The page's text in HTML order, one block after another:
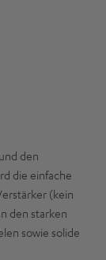
den
die einfache
(kein
den starken
sowie solide